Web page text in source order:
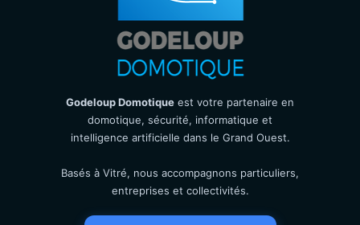
Godeloup Domotique est votre partenaire en
domotique, sécurité, informatique et
intelligence artificielle dans le Grand Ouest.
Basés à Vitré, nous accompagnons particuliers,
entreprises et collectivités.